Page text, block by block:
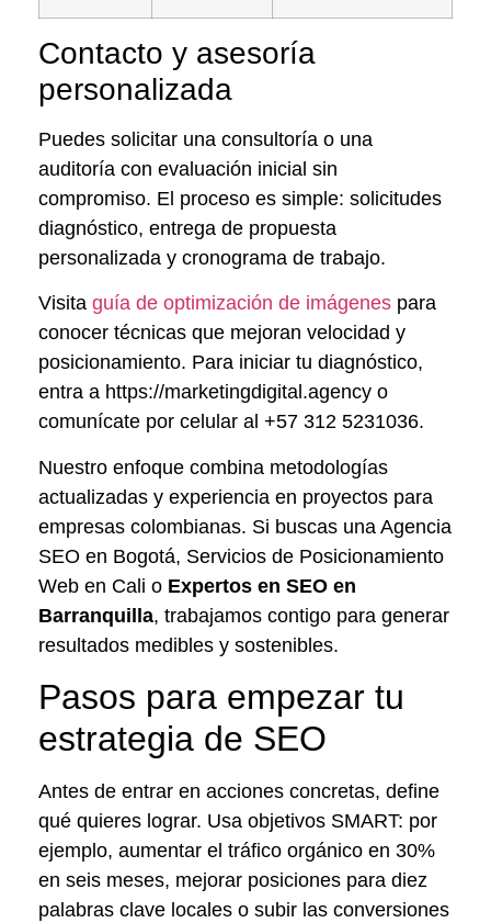
Contacto y asesoría
personalizada
Puedes solicitar una consultoría o una
auditoría con evaluación inicial sin
compromiso. El proceso es simple: solicitudes
diagnóstico, entrega de propuesta
personalizada y cronograma de trabajo.
Visita guía de optimización de imágenes para
conocer técnicas que mejoran velocidad y
posicionamiento. Para iniciar tu diagnóstico,
entra a https://marketingdigital.agency o
comunícate por celular al +57 312 5231036.
Nuestro enfoque combina metodologías
actualizadas y experiencia en proyectos para
empresas colombianas. Si buscas una Agencia
SEO en Bogotá, Servicios de Posicionamiento
Web en Cali o Expertos en SEO en
Barranquilla, trabajamos contigo para generar
resultados medibles y sostenibles.
Pasos para empezar tu
estrategia de SEO
Antes de entrar en acciones concretas, define
qué quieres lograr. Usa objetivos SMART: por
ejemplo, aumentar el tráfico orgánico en 30%
en seis meses, mejorar posiciones para diez
palabras clave locales o subir las conversiones